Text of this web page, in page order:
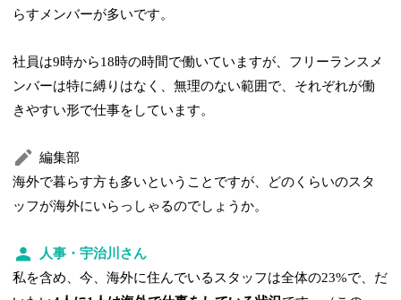
らすメンバーが多いです。
社員は9時から18時の時間で働いていますが、フリーランスメ
ンバーは特に縛りはなく、無理のない範囲で、それぞれが働
きやすい形で仕事をしています。
編集部
海外で暮らす方も多いということですが、どのくらいのスタ
ッフが海外にいらっしゃるのでしょうか。
人事・宇治川さん
私を含め、今、海外に住んでいるスタッフは全体の23%で、だ